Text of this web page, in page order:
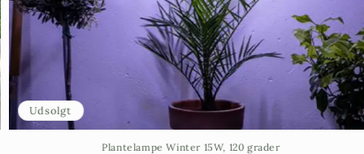
Udsolgt
Plantelampe Winter 15W, 120 grader